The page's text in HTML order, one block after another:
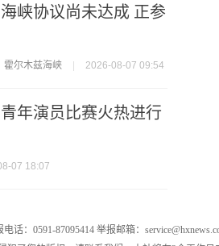
峡协议尚未达成 正参
霍尔木兹海峡 2026-08-07 09:54
年演员比赛火热进行
07 18:07
话：0591-87095414 举报邮箱：